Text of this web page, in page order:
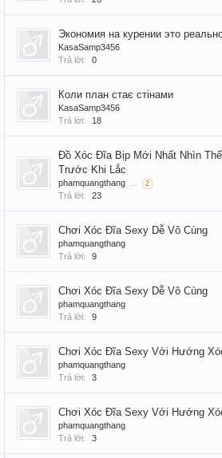
Экономия на курении это
KasaSamp3456
Trả lời:
0
Коли план стає стінами
KasaSamp3456
Trả lời:
18
Đồ Xóc Đĩa Bịp Mới Nhất Nhìn
Trước Khi Lắc
phamquangthang ... 2
Trả lời: 23
Chơi Xóc Đĩa Sexy Dễ Vô Cùng
phamquangthang
Trả lời:
9
Chơi Xóc Đĩa Sexy Dễ Vô Cùng
phamquangthang
Trả lời:
9
Chơi Xóc Đĩa Sexy Với Hướng
phamquangthang
Trả lời:
3
Chơi Xóc Đĩa Sexy Với Hướng
phamquangthang
Trả lời:
3